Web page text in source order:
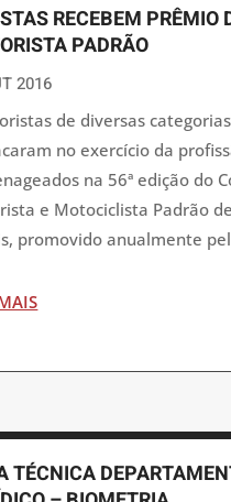
RECEBEM PRÊMIO
PADRÃO
2016
de diversas
no exercício da
na 56ª edição do
e Motociclista Padrão
promovido anualmente
TÉCNICA